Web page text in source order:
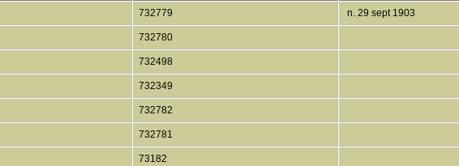
732779 n. 29 sept 1903
732780
732498
732349
732782
732781
73182